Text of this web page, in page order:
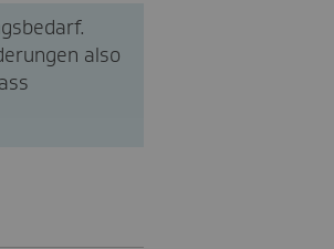
also